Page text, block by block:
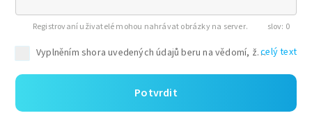
Registrovaní uživatelé mohou nahrávat obrázky na server. 0
celý text
Potvrdit